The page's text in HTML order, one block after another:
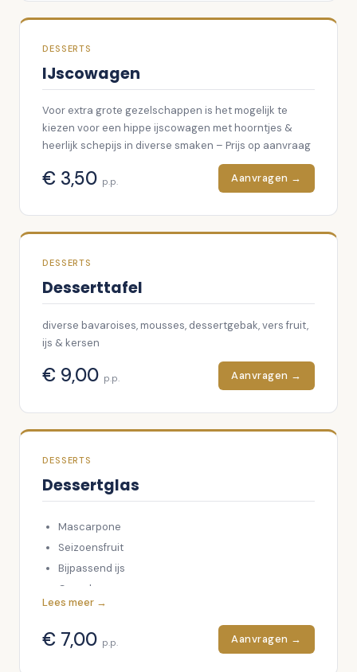
scampi, zalm, roodbaars)
smoker.
Daarnaast serveren wij in buffet: friet, koude sauzen,
vers gebakken brood, aioli, rauwkost & verschillende
DESSERTS
IJscowagen
Voor extra grote gezelschappen is het mogelijk te
kiezen voor een hippe ijscowagen met hoorntjes &
heerlijk schepijs in diverse smaken – Prijs op aanvraag
€ 3,50 p.p. Aanvragen →
DESSERTS
Desserttafel
diverse bavaroises, mousses, dessertgebak, vers fruit,
ijs & kersen
€ 9,00 p.p. Aanvragen →
DESSERTS
Dessertglas
Mascarpone
Seizoensfruit
Bijpassend ijs
Crunch
Lees meer →
€ 7,00 p.p. Aanvragen →